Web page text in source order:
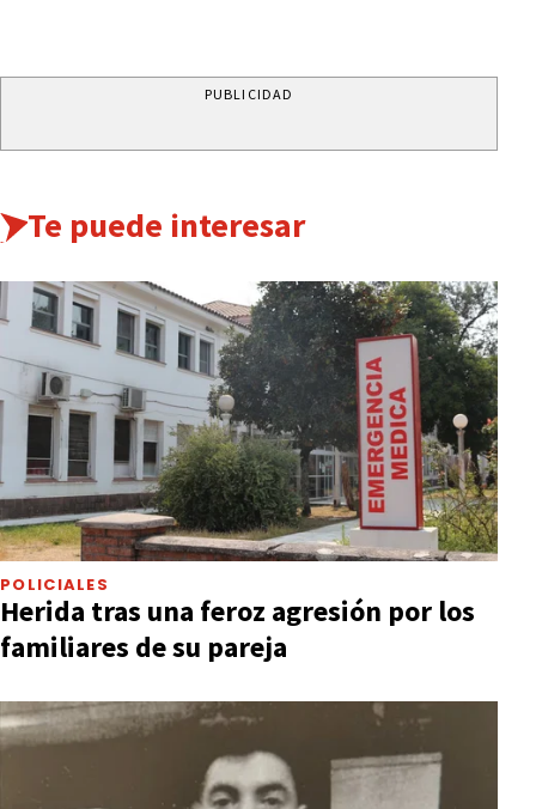
PUBLICIDAD
Te puede interesar
POLICIALES
Herida tras una feroz agresión por los
familiares de su pareja